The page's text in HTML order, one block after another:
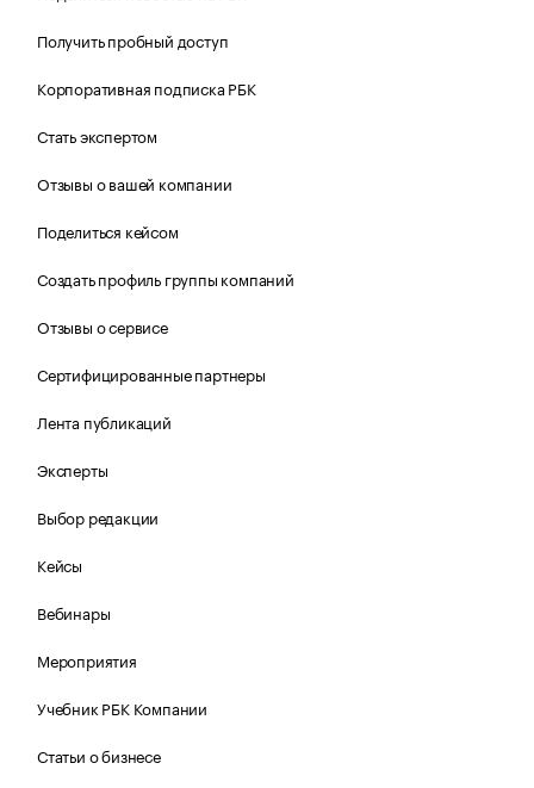
Получить пробный доступ
Корпоративная подписка РБК
Стать экспертом
Отзывы о вашей компании
Поделиться кейсом
Создать профиль группы компаний
Отзывы о сервисе
Сертифицированные партнеры
Лента публикаций
Эксперты
Выбор редакции
Кейсы
Вебинары
Мероприятия
Учебник РБК Компании
Статьи о бизнесе